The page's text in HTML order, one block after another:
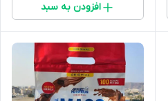
افزودن به سبد